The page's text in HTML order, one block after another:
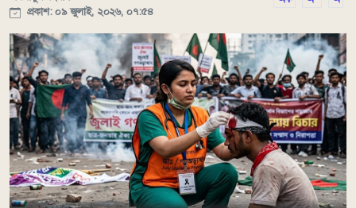
প্রকাশ: ০৯ জুলাই, ২০২৬, ০৭:৫৪